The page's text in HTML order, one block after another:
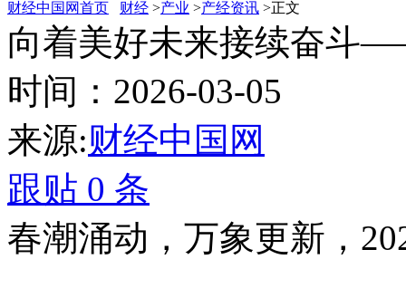
财经中国网首页 财经 >产业 >产经资讯 >正文
向着美好未来接续奋斗
时间：2026-03-05
来源:财经中国网
跟贴 0 条
春潮涌动，万象更新，